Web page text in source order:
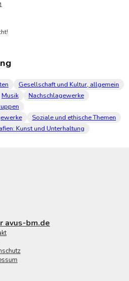
Gesellschaft und Kultur, allgemein
Musik
Nachschlagewerke
Soziale und ethische Themen
Kunst und Unterhaltung
avus-bm.de